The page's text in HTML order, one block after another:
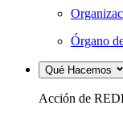
Órgano
Qué Hacemos
Acción de